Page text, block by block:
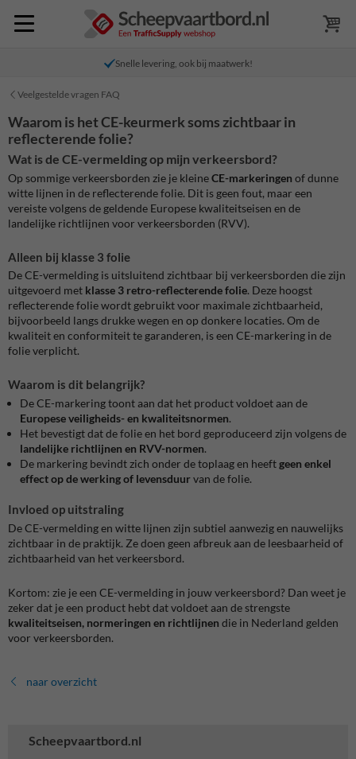
Snelle levering, ook bij maatwerk!
Veelgestelde vragen FAQ
Scheepvaartbord.nl
Waarom is het CE-keurmerk soms zichtbaar in
reflecterende folie?
Wat is de CE-vermelding op mijn verkeersbord?
Op sommige verkeersborden zie je kleineCE-markeringen of dunne
witte lijnen in de reflecterende folie. Dit is geen fout, maar een
vereiste volgens de geldende Europese kwaliteitseisen en de
landelijke richtlijnen voor verkeersborden (RVV).
Alleen bij klasse 3 folie
De CE-vermelding is uitsluitend zichtbaar bij verkeersborden die zijn
uitgevoerd met klasse 3 retro-reflecterende folie. Deze hoogst
reflecterende folie wordt gebruikt voor maximale zichtbaarheid,
bijvoorbeeld langs drukke wegen en op donkere locaties. Om de
kwaliteit en conformiteit te garanderen, is een CE-markering in de
folie verplicht.
Waarom is dit belangrijk?
De CE-markering toont aan dat het product voldoet aan de
Europese veiligheids- en kwaliteitsnormen.
Het bevestigt dat de folie en het bord geproduceerd zijn volgens de
landelijke richtlijnen en RVV-normen.
De markering bevindt zich onder de toplaag en heeftgeen enkel
effect op de werking of levensduurvan de folie.
Invloed op uitstraling
De CE-vermelding en witte lijnen zijn subtiel aanwezig en nauwelijks
zichtbaar in de praktijk. Ze doen geen afbreuk aan de leesbaarheid of
zichtbaarheid van het verkeersbord.
Kortom: zie je een CE-vermelding in jouw verkeersbord? Dan weet je
zeker dat je een product hebt dat voldoet aan de strengste
kwaliteitseisen, normeringen en richtlijnen die in Nederland gelden
voor verkeersborden.
naar overzicht